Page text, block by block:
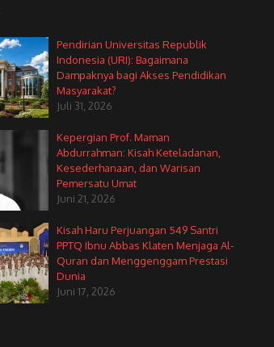
Pendirian Universitas Republik
Indonesia (URI): Bagaimana
Dampaknya bagi Akses Pendidikan
Masyarakat?
Juli 31, 2026
Kepergian Prof. Maman
Abdurrahman: Kisah Keteladanan,
Kesederhanaan, dan Warisan
Pemersatu Umat
Juni 21, 2026
Kisah Haru Perjuangan 549 Santri
PPTQ Ibnu Abbas Klaten Menjaga Al-
Quran dan Menggenggam Prestasi
Dunia
Juni 17, 2026